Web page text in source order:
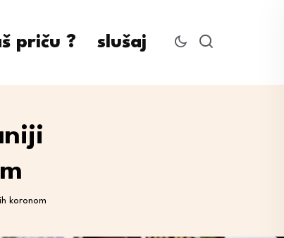
priču ? slušaj
koronom